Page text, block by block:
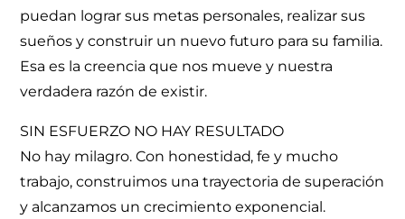
puedan lograr sus metas personales, realizar sus
sueños y construir un nuevo futuro para su familia.
Esa es la creencia que nos mueve y nuestra
verdadera razón de existir.
SIN ESFUERZO NO HAY RESULTADO
No hay milagro. Con honestidad, fe y mucho
trabajo, construimos una trayectoria de superación
y alcanzamos un crecimiento exponencial.